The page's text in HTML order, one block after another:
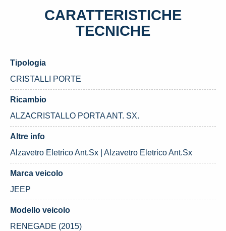
CARATTERISTICHE
TECNICHE
Tipologia
CRISTALLI PORTE
Ricambio
ALZACRISTALLO PORTA ANT. SX.
Altre info
Alzavetro Eletrico Ant.Sx | Alzavetro Eletrico Ant.Sx
Marca veicolo
JEEP
Modello veicolo
RENEGADE (2015)